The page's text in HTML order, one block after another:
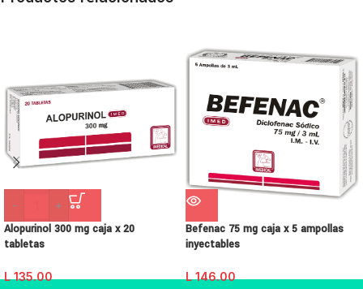
- +
Alopurinol 300 mg caja x 20
tabletas
L135.00
Befenac 75 mg caja x 5 ampollas
inyectables
L146.00